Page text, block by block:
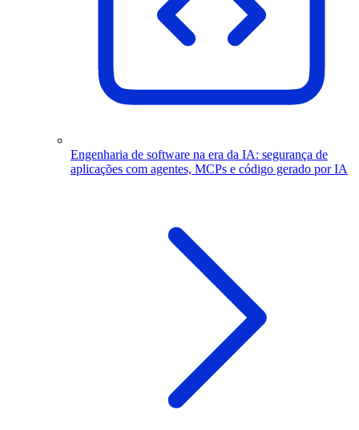
Engenharia de software na era da IA: segurança de
aplicações com agentes, MCPs e código gerado por IA